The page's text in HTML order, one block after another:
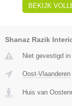
BEKIJK
Shanaz Razik
Niet gevestigd
Oost-Vlaanderen
Huis van